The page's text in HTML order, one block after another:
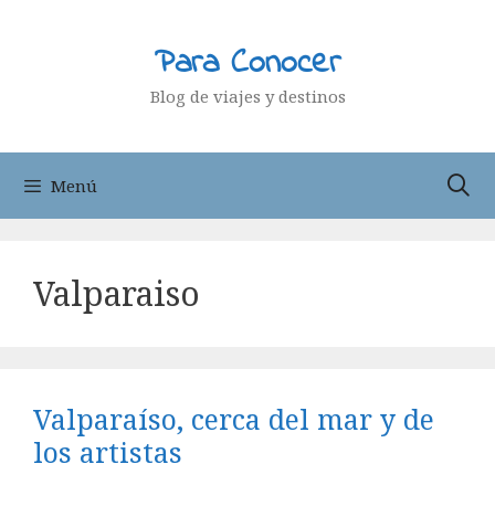
Para Conocer
Blog de viajes y destinos
Menú
Valparaiso
Valparaíso, cerca del mar y de
los artistas